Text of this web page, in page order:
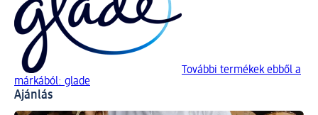
További termékek ebből a
márkából: glade
Ajánlás